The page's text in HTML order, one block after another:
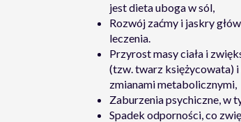
jest dieta uboga w sól,
Rozwój zaćmy i jaskry
leczenia.
Przyrost masy ciała i
(tzw. twarz księżycowata) i
zmianami metabolicznymi,
Zaburzenia psychiczne, w
Spadek odporności, co